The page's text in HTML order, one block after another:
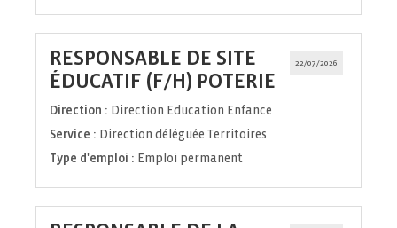
22/07/2026
RESPONSABLE DE SITE
ÉDUCATIF (F/H) POTERIE
Direction : Direction Education Enfance
Service : Direction déléguée Territoires
Type d'emploi : Emploi permanent